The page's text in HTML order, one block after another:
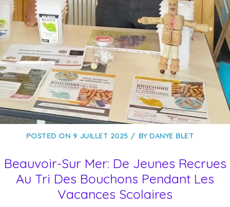
POSTED ON 9 JUILLET 2025 BY DANYE BLET
Beauvoir-Sur Mer: De Jeunes Recrues
Au Tri Des Bouchons Pendant Les
Vacances Scolaires